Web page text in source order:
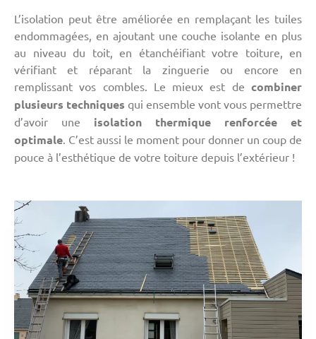
L’isolation peut être améliorée en remplaçant les tuiles
endommagées, en ajoutant une couche isolante en plus
au niveau du toit, en étanchéifiant votre toiture, en
vérifiant et réparant la zinguerie ou encore en
remplissant vos combles. Le mieux est de combiner
plusieurs techniques qui ensemble vont vous permettre
d’avoir une isolation thermique renforcée et
optimale. C’est aussi le moment pour donner un coup de
pouce à l’esthétique de votre toiture depuis l’extérieur !